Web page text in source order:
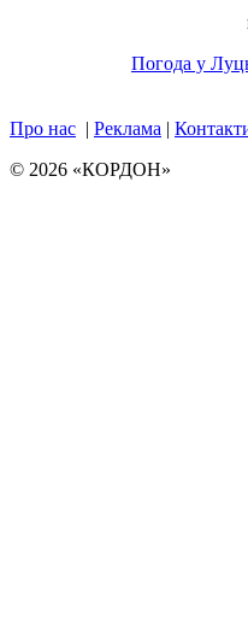
Погода у
Про нас | Реклама |
© 2026 «КОРДОН»